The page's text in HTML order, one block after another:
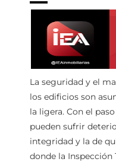
La seguridad y el
los edificios son
la ligera. Con el
pueden sufrir
integridad y la de
donde la Inspección